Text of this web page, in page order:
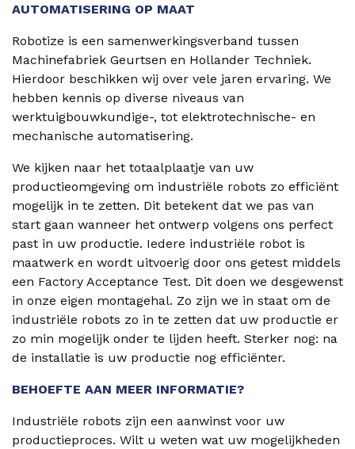
AUTOMATISERING OP MAAT
Robotize is een samenwerkingsverband tussen
Machinefabriek Geurtsen en Hollander Techniek.
Hierdoor beschikken wij over vele jaren ervaring. We
hebben kennis op diverse niveaus van
werktuigbouwkundige-, tot elektrotechnische- en
mechanische automatisering.
We kijken naar het totaalplaatje van uw
productieomgeving om industriële robots zo efficiënt
mogelijk in te zetten. Dit betekent dat we pas van
start gaan wanneer het ontwerp volgens ons perfect
past in uw productie. Iedere industriële robot is
maatwerk en wordt uitvoerig door ons getest middels
een Factory Acceptance Test. Dit doen we desgewenst
in onze eigen montagehal. Zo zijn we in staat om de
industriële robots zo in te zetten dat uw productie er
zo min mogelijk onder te lijden heeft. Sterker nog: na
de installatie is uw productie nog efficiënter.
BEHOEFTE AAN MEER INFORMATIE?
Industriële robots zijn een aanwinst voor uw
productieproces. Wilt u weten wat uw mogelijkheden